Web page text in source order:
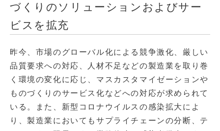
づくりのソリューションおよびサー
ビスを拡充
昨今、市場のグローバル化による競争激化、厳しい
品質要求への対応、人材不足などの製造業を取り巻
く環境の変化に応じ、マスカスタマイゼーションや
ものづくりのサービス化などへの対応が求められて
いる。また、新型コロナウイルスの感染拡大によ
り、製造業においてもサプライチェーンの分断、テ